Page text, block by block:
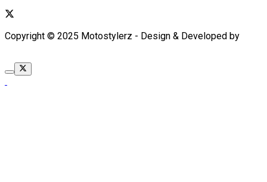
Copyright © 2025 Motostylerz - Design & Developed by